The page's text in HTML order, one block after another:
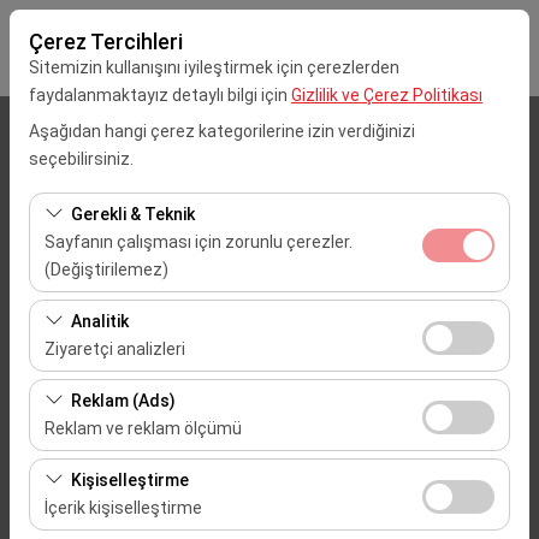
Çerez Tercihleri
Sitemizin kullanışını iyileştirmek için çerezlerden
faydalanmaktayız detaylı bilgi için Gizlilik ve Çerez Politikası
Aşağıdan hangi çerez kategorilerine izin verdiğinizi
seçebilirsiniz.
Gerekli & Teknik
Sayfanın çalışması için zorunlu çerezler.
(Değiştirilemez)
Bu çerezler sitenin doğru şekilde çalışması, güvenlik,
oturum yönetimi ve temel işlevler için gereklidir. Devre
dışı bırakılamaz.
Analitik
Ziyaretçi analizleri
Bu çerezler, sitemizin nasıl kullanıldığını (ziyaretçi sayısı,
en çok ziyaret edilen sayfalar, kullanıcı davranışları)
analiz etmemizi sağlar. Bu veriler, web sitesi
performansını ölçmek ve kullanıcı deneyimini sürekli
iyileştirmek için kullanılır.
Reklam (Ads)
Reklam ve reklam ölçümü
Bu çerezler, size ilgi alanlarınıza uygun kişiselleştirilmiş
reklamlar göstermemize ve reklam kampanyalarımızın
etkinliğini (gösterim sayısı, tıklama oranı) ölçmemize
Kişiselleştirme
İçerik kişiselleştirme
Alış Lokasyonu
Mersin Çukurova Uluslararası Havalimanı (Dış Hatlar)
Aracı farklı bir lokasyona bırakacağım
Alış Tarih & Saat
Bırakış Tarih & Saat